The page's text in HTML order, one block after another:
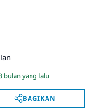
bulan yang lalu
BAGIKAN